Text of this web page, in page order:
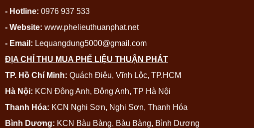
- Hotline: 0976 937 533
- Website: www.phelieuthuanphat.net
- Email: Lequangdung5000@gmail.com
ĐỊA CHỈ THU MUA PHẾ LIỆU THUẬN PHÁT
TP. Hồ Chí Minh: Quách Điêu, Vĩnh Lộc, TP.HCM
Hà Nội: KCN Đông Anh, Đông Anh, TP Hà Nội
Thanh Hóa: KCN Nghi Sơn, Nghi Sơn, Thanh Hóa
Bình Dương: KCN Bàu Bàng, Bàu Bàng, Bình Dương